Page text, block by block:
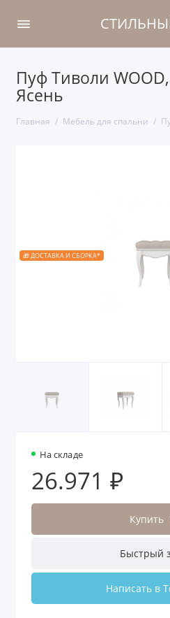
Пуф Тиволи
Ясень
Главная Мебель для спальни
🎁 ДОСТАВКА И СБОРКА*
На складе
26.971 ₽
Купить
Быстрый
Написать в